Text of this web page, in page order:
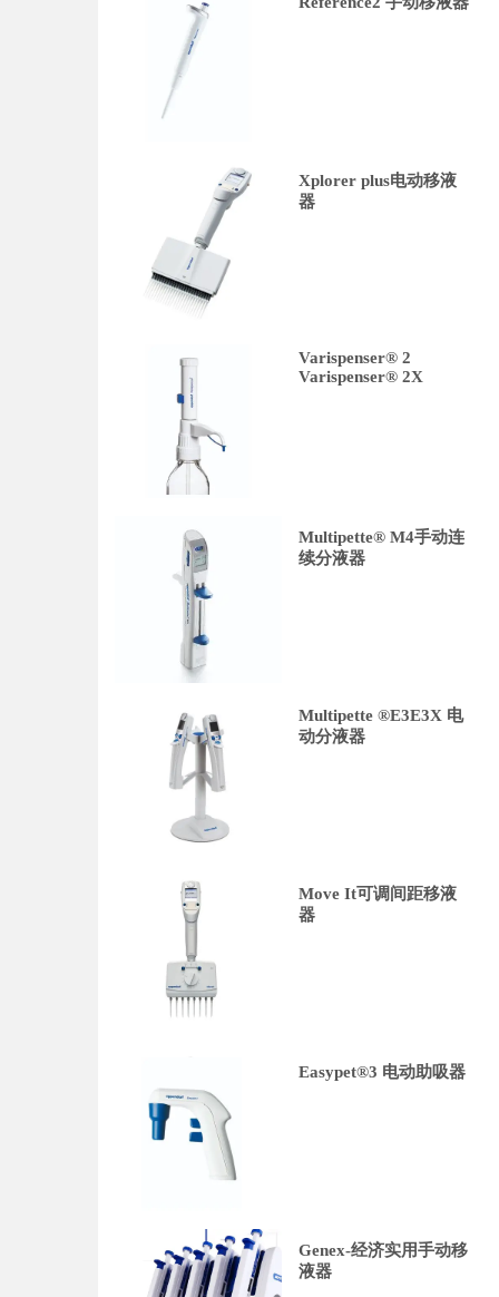
Xplorer plus电动移液
器
Varispenser® 2
Varispenser® 2X
Multipette® M4手动连
续分液器
Multipette ®E3E3X 电
动分液器
Move It可调间距移液
器
Easypet®3 电动助吸器
Genex-经济实用手动移
液器